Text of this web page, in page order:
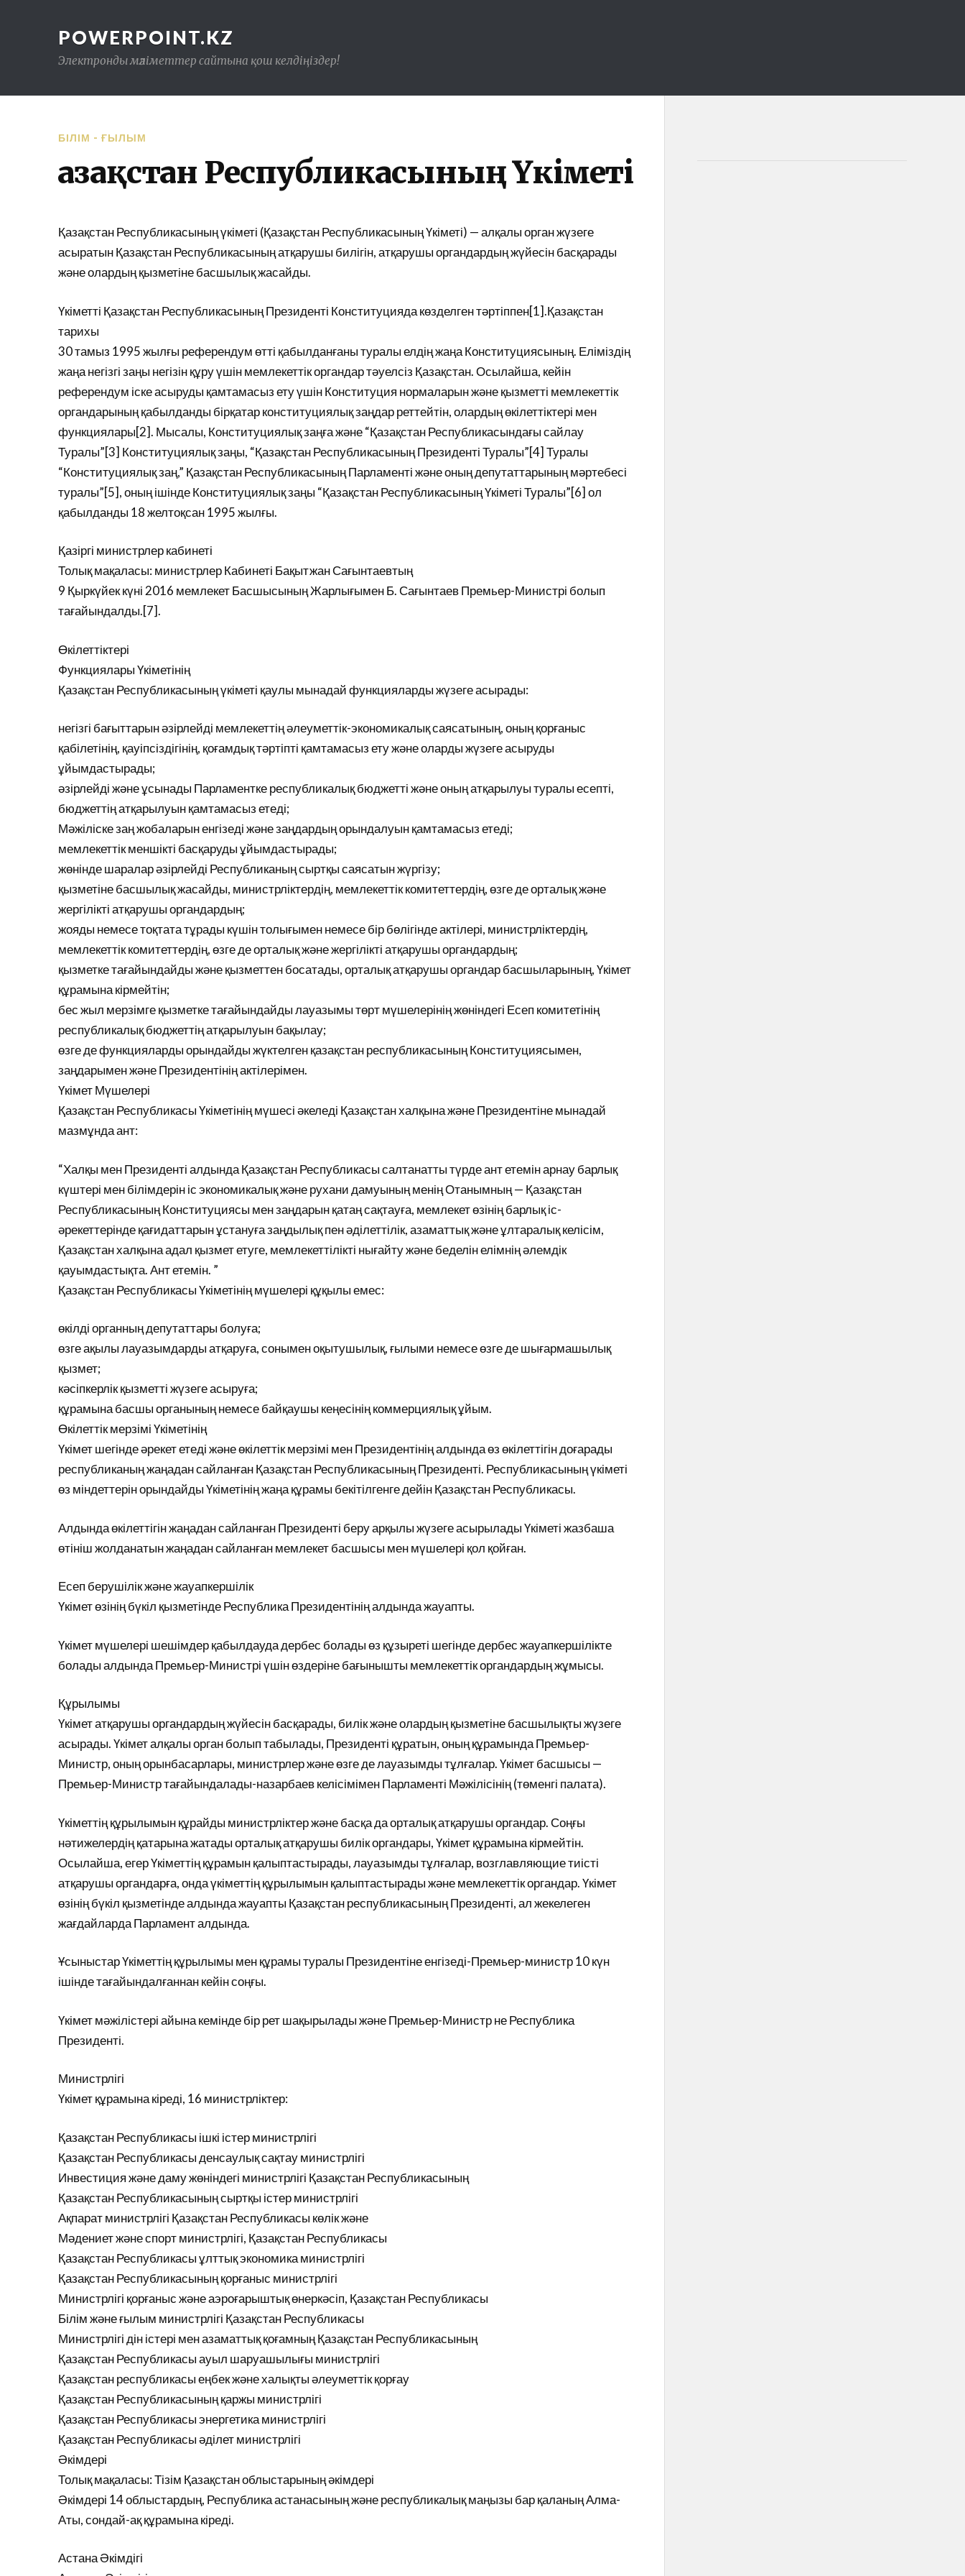
POWERPOINT.KZ
Электронды мәліметтер сайтына қош келдіңіздер!
БІЛІМ - ҒЫЛЫМ
Қазақстан Республикасының Үкіметі
Қазақстан Республикасының үкіметі (Қазақстан Республикасының Үкіметі) — алқалы орган жүзеге
асыратын Қазақстан Республикасының атқарушы билігін, атқарушы органдардың жүйесін басқарады
және олардың қызметіне басшылық жасайды.
Үкіметті Қазақстан Республикасының Президенті Конституцияда көзделген тәртіппен[1].Қазақстан
тарихы
30 тамыз 1995 жылғы референдум өтті қабылданғаны туралы елдің жаңа Конституциясының. Еліміздің
жаңа негізгі заңы негізін құру үшін мемлекеттік органдар тәуелсіз Қазақстан. Осылайша, кейін
референдум іске асыруды қамтамасыз ету үшін Конституция нормаларын және қызметті мемлекеттік
органдарының қабылданды бірқатар конституциялық заңдар реттейтін, олардың өкілеттіктері мен
функциялары[2]. Мысалы, Конституциялық заңға және “Қазақстан Республикасындағы сайлау
Туралы”[3] Конституциялық заңы, “Қазақстан Республикасының Президенті Туралы”[4] Туралы
“Конституциялық заң,” Қазақстан Республикасының Парламенті және оның депутаттарының мәртебесі
туралы”[5], оның ішінде Конституциялық заңы “Қазақстан Республикасының Үкіметі Туралы”[6] ол
қабылданды 18 желтоқсан 1995 жылғы.
Қазіргі министрлер кабинеті
Толық мақаласы: министрлер Кабинеті Бақытжан Сағынтаевтың
9 Қыркүйек күні 2016 мемлекет Басшысының Жарлығымен Б. Сағынтаев Премьер-Министрі болып
тағайындалды.[7].
Өкілеттіктері
Функциялары Үкіметінің
Қазақстан Республикасының үкіметі қаулы мынадай функцияларды жүзеге асырады:
негізгі бағыттарын әзірлейді мемлекеттің әлеуметтік-экономикалық саясатының, оның қорғаныс
қабілетінің, қауіпсіздігінің, қоғамдық тәртіпті қамтамасыз ету және оларды жүзеге асыруды
ұйымдастырады;
әзірлейді және ұсынады Парламентке республикалық бюджетті және оның атқарылуы туралы есепті,
бюджеттің атқарылуын қамтамасыз етеді;
Мәжіліске заң жобаларын енгізеді және заңдардың орындалуын қамтамасыз етеді;
мемлекеттік меншікті басқаруды ұйымдастырады;
жөнінде шаралар әзірлейді Республиканың сыртқы саясатын жүргізу;
қызметіне басшылық жасайды, министрліктердің, мемлекеттік комитеттердің, өзге де орталық және
жергілікті атқарушы органдардың;
жояды немесе тоқтата тұрады күшін толығымен немесе бір бөлігінде актілері, министрліктердің,
мемлекеттік комитеттердің, өзге де орталық және жергілікті атқарушы органдардың;
қызметке тағайындайды және қызметтен босатады, орталық атқарушы органдар басшыларының, Үкімет
құрамына кірмейтін;
бес жыл мерзімге қызметке тағайындайды лауазымы төрт мүшелерінің жөніндегі Есеп комитетінің
республикалық бюджеттің атқарылуын бақылау;
өзге де функцияларды орындайды жүктелген қазақстан республикасының Конституциясымен,
заңдарымен және Президентінің актілерімен.
Үкімет Мүшелері
Қазақстан Республикасы Үкіметінің мүшесі әкеледі Қазақстан халқына және Президентіне мынадай
мазмұнда ант:
“Халқы мен Президенті алдында Қазақстан Республикасы салтанатты түрде ант етемін арнау барлық
күштері мен білімдерін іс экономикалық және рухани дамуының менің Отанымның — Қазақстан
Республикасының Конституциясы мен заңдарын қатаң сақтауға, мемлекет өзінің барлық іс-
әрекеттерінде қағидаттарын ұстануға заңдылық пен әділеттілік, азаматтық және ұлтаралық келісім,
Қазақстан халқына адал қызмет етуге, мемлекеттілікті нығайту және беделін елімнің әлемдік
қауымдастықта. Ант етемін. ”
Қазақстан Республикасы Үкіметінің мүшелері құқылы емес:
өкілді органның депутаттары болуға;
өзге ақылы лауазымдарды атқаруға, сонымен оқытушылық, ғылыми немесе өзге де шығармашылық
қызмет;
кәсіпкерлік қызметті жүзеге асыруға;
құрамына басшы органының немесе байқаушы кеңесінің коммерциялық ұйым.
Өкілеттік мерзімі Үкіметінің
Үкімет шегінде әрекет етеді және өкілеттік мерзімі мен Президентінің алдында өз өкілеттігін доғарады
республиканың жаңадан сайланған Қазақстан Республикасының Президенті. Республикасының үкіметі
өз міндеттерін орындайды Үкіметінің жаңа құрамы бекітілгенге дейін Қазақстан Республикасы.
Алдында өкілеттігін жаңадан сайланған Президенті беру арқылы жүзеге асырылады Үкіметі жазбаша
өтініш жолданатын жаңадан сайланған мемлекет басшысы мен мүшелері қол қойған.
Есеп берушілік және жауапкершілік
Үкімет өзінің бүкіл қызметінде Республика Президентінің алдында жауапты.
Үкімет мүшелері шешімдер қабылдауда дербес болады өз құзыреті шегінде дербес жауапкершілікте
болады алдында Премьер-Министрі үшін өздеріне бағынышты мемлекеттік органдардың жұмысы.
Құрылымы
Үкімет атқарушы органдардың жүйесін басқарады, билік және олардың қызметіне басшылықты жүзеге
асырады. Үкімет алқалы орган болып табылады, Президенті құратын, оның құрамында Премьер-
Министр, оның орынбасарлары, министрлер және өзге де лауазымды тұлғалар. Үкімет басшысы —
Премьер-Министр тағайындалады-назарбаев келісімімен Парламенті Мәжілісінің (төменгі палата).
Үкіметтің құрылымын құрайды министрліктер және басқа да орталық атқарушы органдар. Соңғы
нәтижелердің қатарына жатады орталық атқарушы билік органдары, Үкімет құрамына кірмейтін.
Осылайша, егер Үкіметтің құрамын қалыптастырады, лауазымды тұлғалар, возглавляющие тиісті
атқарушы органдарға, онда үкіметтің құрылымын қалыптастырады және мемлекеттік органдар. Үкімет
өзінің бүкіл қызметінде алдында жауапты Қазақстан республикасының Президенті, ал жекелеген
жағдайларда Парламент алдында.
Ұсыныстар Үкіметтің құрылымы мен құрамы туралы Президентіне енгізеді-Премьер-министр 10 күн
ішінде тағайындалғаннан кейін соңғы.
Үкімет мәжілістері айына кемінде бір рет шақырылады және Премьер-Министр не Республика
Президенті.
Министрлігі
Үкімет құрамына кіреді, 16 министрліктер:
Қазақстан Республикасы ішкі істер министрлігі
Қазақстан Республикасы денсаулық сақтау министрлігі
Инвестиция және даму жөніндегі министрлігі Қазақстан Республикасының
Қазақстан Республикасының сыртқы істер министрлігі
Ақпарат министрлігі Қазақстан Республикасы көлік және
Мәдениет және спорт министрлігі, Қазақстан Республикасы
Қазақстан Республикасы ұлттық экономика министрлігі
Қазақстан Республикасының қорғаныс министрлігі
Министрлігі қорғаныс және аэроғарыштық өнеркәсіп, Қазақстан Республикасы
Білім және ғылым министрлігі Қазақстан Республикасы
Министрлігі дін істері мен азаматтық қоғамның Қазақстан Республикасының
Қазақстан Республикасы ауыл шаруашылығы министрлігі
Қазақстан республикасы еңбек және халықты әлеуметтік қорғау
Қазақстан Республикасының қаржы министрлігі
Қазақстан Республикасы энергетика министрлігі
Қазақстан Республикасы әділет министрлігі
Әкімдері
Толық мақаласы: Тізім Қазақстан облыстарының әкімдері
Әкімдері 14 облыстардың, Республика астанасының және республикалық маңызы бар қаланың Алма-
Аты, сондай-ақ құрамына кіреді.
Астана Әкімдігі